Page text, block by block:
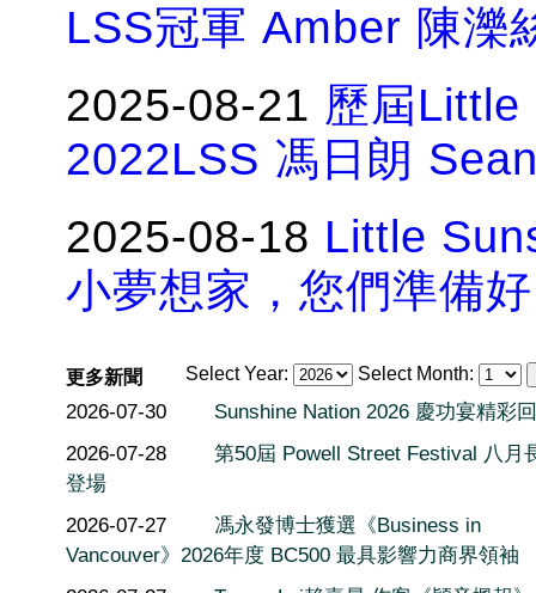
LSS冠軍 Amber 陳濼
2025-08-21 歷屆Little
2022LSS 馮日朗
2025-08-18 Little
小夢想家，您們準備
Select Year: Select Month:
更多新聞
2026-07-30
Sunshine Nation 2026 慶功宴精彩
2026-07-28
第50屆 Powell Street Festival 八月
登場
2026-07-27
馮永發博士獲選《Business in
Vancouver》2026年度 BC500 最具影響力商界領袖